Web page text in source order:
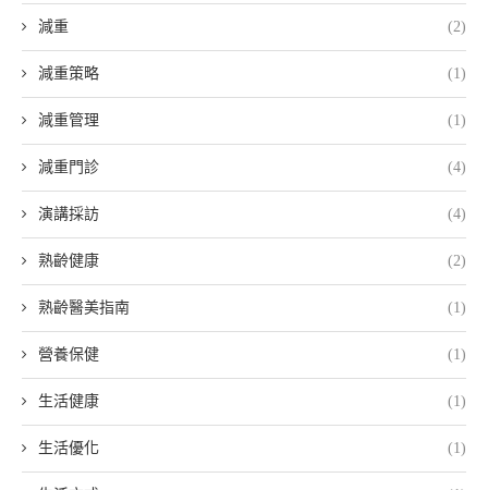
減重 (2)
減重策略 (1)
減重管理 (1)
減重門診 (4)
演講採訪 (4)
熟齡健康 (2)
熟齡醫美指南 (1)
營養保健 (1)
生活健康 (1)
生活優化 (1)